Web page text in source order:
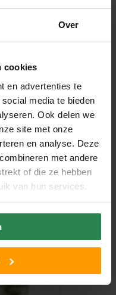
Over
cookies
en advertenties te
media te bieden
Ook delen we
site met onze
en analyse. Deze
met andere
of die ze hebben
van hun services.
gebouwen is al
vraag of je dat nog
combineren in
in opkomst.
een moderne twist
om de
doorbrengen zo
passen perfect in
worden met
of robuuste
tinten. In een strak